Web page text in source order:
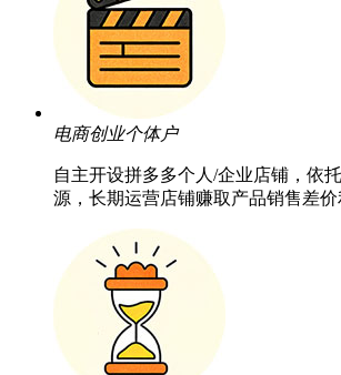
电商创业个体户
自主开设拼多多个人/企业店铺，依
源，长期运营店铺赚取产品销售差价